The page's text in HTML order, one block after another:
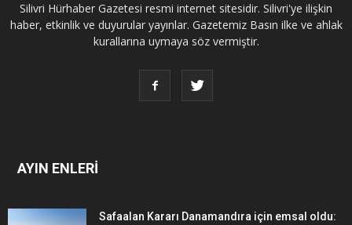
Silivri Hürhaber Gazetesi resmi internet sitesidir. Silivri'ye ilişkin
haber, etkinlik ve duyurular yayınlar. Gazetemiz Basın ilke ve ahlak
kurallarına uymaya söz vermiştir.
AYIN ENLERİ
Safaalan Kararı Danamandıra için emsal oldu: